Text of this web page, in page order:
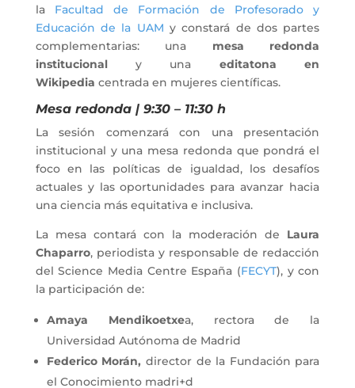
la Facultad de Formación de Profesorado y
Educación de la UAM y constará de dos partes
complementarias: una mesa redonda
institucionaly una editatona en
Wikipedia centrada en mujeres científicas.
Mesa redonda | 9:30 – 11:30 h
La sesión comenzará con una presentación
institucional y una mesa redonda que pondrá el
foco en las políticas de igualdad, los desafíos
actuales y las oportunidades para avanzar hacia
una ciencia más equitativa e inclusiva.
La mesa contará con la moderación de Laura
Chaparro, periodista y responsable de redacción
del Science Media Centre España (FECYT), y con
la participación de:
Amaya Mendikoetxea, rectora de la
Universidad Autónoma de Madrid
Federico Morán, director de la Fundación para
el Conocimiento madri+d